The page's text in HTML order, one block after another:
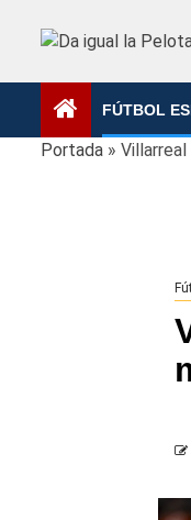
FÚTBOL
Portada » Villarreal